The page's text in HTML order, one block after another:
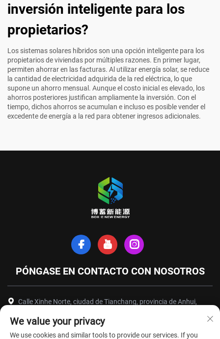
inversión inteligente para los
propietarios?
Los sistemas solares híbridos son una opción inteligente para los
propietarios de viviendas por múltiples razones. En primer lugar,
permiten ahorrar en las facturas. Al utilizar energía solar, se reduce
la cantidad de electricidad adquirida de la red eléctrica, lo que
supone un ahorro mensual. Aunque el costo inicial es elevado, los
ahorros posteriores justifican ampliamente la inversión. Con el
tiempo, dichos ahorros se acumulan e incluso es posible vender el
excedente de energía a la red para obtener ingresos adicionales.
PÓNGASE EN CONTACTO CON NOSOTROS
Calle Xinhe Norte, ciudad de Tianchang, provincia de Anhui,
We value your privacy
We use cookies and similar tools to provide our services. If you